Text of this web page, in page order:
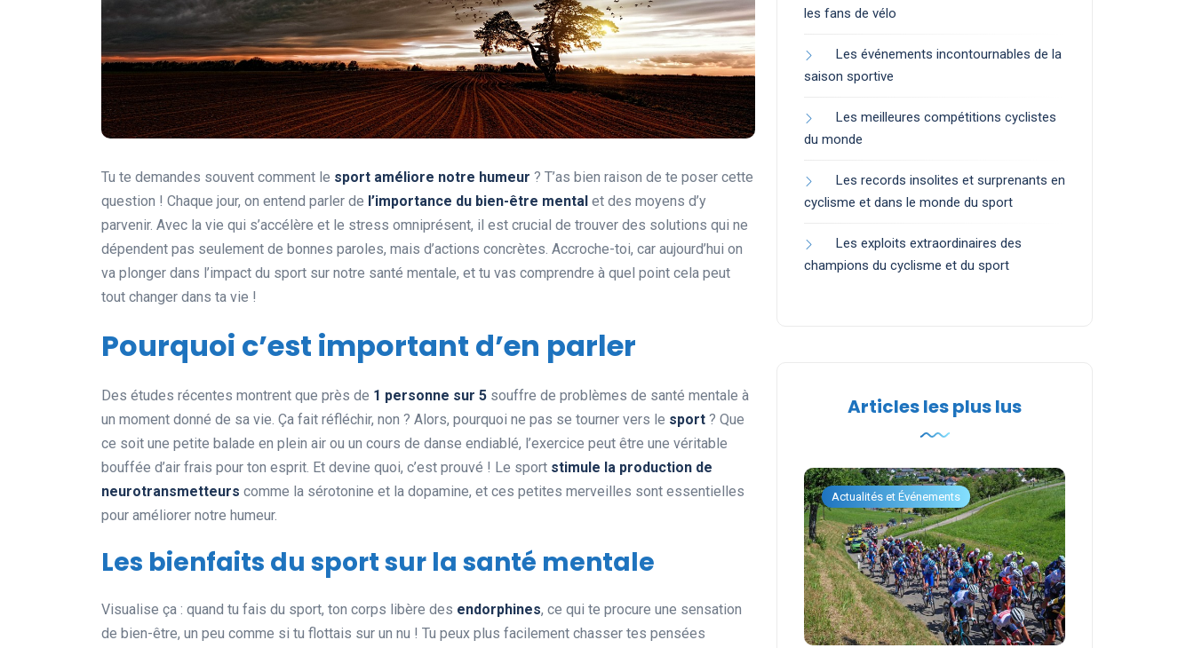
Tu te demandes souvent comment le sport améliore notre humeur ? T’as bien raison de te poser cette
question ! Chaque jour, on entend parler de l’importance du bien-être mental et des moyens d’y
parvenir. Avec la vie qui s’accélère et le stress omniprésent, il est crucial de trouver des solutions qui ne
dépendent pas seulement de bonnes paroles, mais d’actions concrètes. Accroche-toi, car aujourd’hui on
va plonger dans l’impact du sport sur notre santé mentale, et tu vas comprendre à quel point cela peut
tout changer dans ta vie !
Pourquoi c’est important d’en parler
Des études récentes montrent que près de 1 personne sur 5 souffre de problèmes de santé mentale à
un moment donné de sa vie. Ça fait réfléchir, non ? Alors, pourquoi ne pas se tourner vers le sport ? Que
ce soit une petite balade en plein air ou un cours de danse endiablé, l’exercice peut être une véritable
bouffée d’air frais pour ton esprit. Et devine quoi, c’est prouvé ! Le sport stimule la production de
neurotransmetteurs comme la sérotonine et la dopamine, et ces petites merveilles sont essentielles
pour améliorer notre humeur.
Les bienfaits du sport sur la santé mentale
Visualise ça : quand tu fais du sport, ton corps libère des endorphines, ce qui te procure une sensation
de bien-être, un peu comme si tu flottais sur un nu ! Tu peux plus facilement chasser tes pensées
les fans de vélo
Les événements incontournables de la
saison sportive
Les meilleures compétitions cyclistes
du monde
Les records insolites et surprenants en
cyclisme et dans le monde du sport
Les exploits extraordinaires des
champions du cyclisme et du sport
Articles les plus lus
Actualités et Événements Actualités et Événements